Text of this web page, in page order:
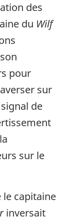
des
du Wilf
pour
sur
de
sur le
le capitaine
inversait